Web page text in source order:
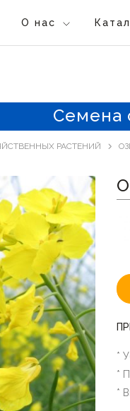
О нас
Семена
РАСТЕНИЙ
*
*
*